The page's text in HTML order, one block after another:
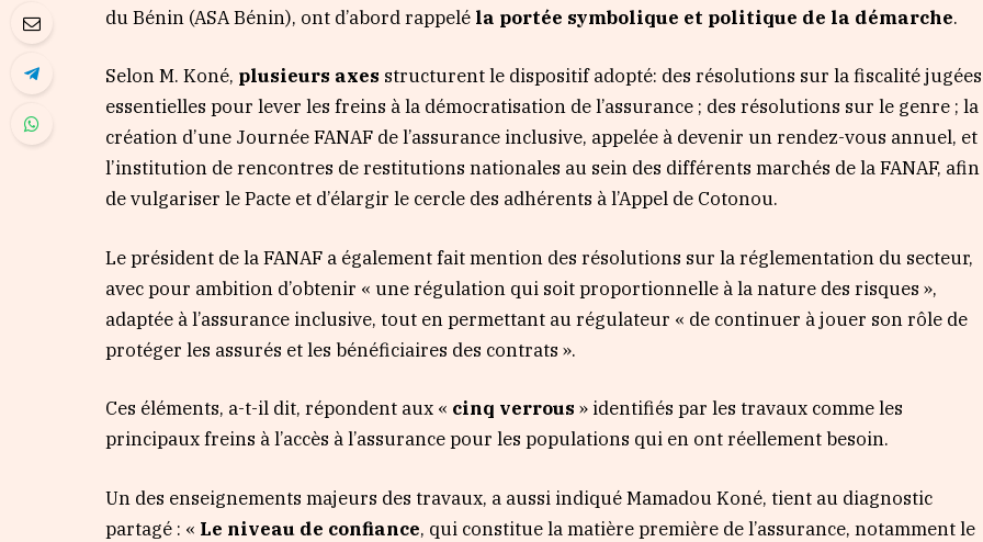
du Bénin (ASA Bénin), ont d’abord rappelé la portée symbolique et politique de la démarche.
Selon M. Koné, plusieurs axes structurent le dispositif adopté: des résolutions sur la fiscalité jugées
essentielles pour lever les freins à la démocratisation de l’assurance ; des résolutions sur le genre ; la
création d’une Journée FANAF de l’assurance inclusive, appelée à devenir un rendez-vous annuel, et
l’institution de rencontres de restitutions nationales au sein des différents marchés de la FANAF, afin
de vulgariser le Pacte et d’élargir le cercle des adhérents à l’Appel de Cotonou.
Le président de la FANAF a également fait mention des résolutions sur la réglementation du secteur,
avec pour ambition d’obtenir « une régulation qui soit proportionnelle à la nature des risques »,
adaptée à l’assurance inclusive, tout en permettant au régulateur « de continuer à jouer son rôle de
protéger les assurés et les bénéficiaires des contrats ».
Ces éléments, a-t-il dit, répondent aux « cinq verrous» identifiés par les travaux comme les
principaux freins à l’accès à l’assurance pour les populations qui en ont réellement besoin.
Un des enseignements majeurs des travaux, a aussi indiqué Mamadou Koné, tient au diagnostic
partagé : « Le niveau de confiance, qui constitue la matière première de l’assurance, notamment le